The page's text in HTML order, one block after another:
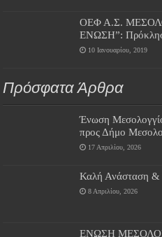
ΟΕΦ Α.Σ.
ΕΝΩΣΗ”:
10 Ιανουαρίου, 2019
Πρόσφατα Άρθρα
Ένωση
προς Δήμο
17 Απριλίου, 2026
Καλή Ανάσταση
8 Απριλίου, 2026
ΕΝΩΣΗ